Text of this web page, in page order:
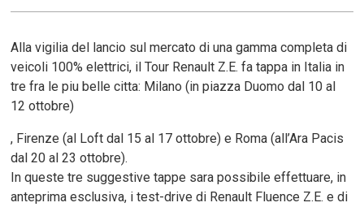
Alla vigilia del lancio sul mercato di una gamma completa di
veicoli 100% elettrici, il Tour Renault Z.E. fa tappa in Italia in
tre fra le piu belle citta: Milano (in piazza Duomo dal 10 al
12 ottobre)
, Firenze (al Loft dal 15 al 17 ottobre) e Roma (all’Ara Pacis
dal 20 al 23 ottobre).
In queste tre suggestive tappe sara possibile effettuare, in
anteprima esclusiva, i test-drive di Renault Fluence Z.E. e di